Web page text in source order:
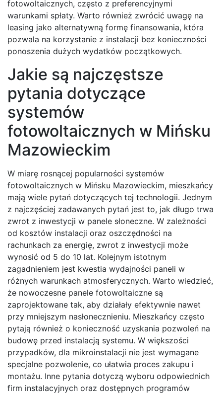
fotowoltaicznych, często z preferencyjnymi
warunkami spłaty. Warto również zwrócić uwagę na
leasing jako alternatywną formę finansowania, która
pozwala na korzystanie z instalacji bez konieczności
ponoszenia dużych wydatków początkowych.
Jakie są najczęstsze
pytania dotyczące
systemów
fotowoltaicznych w Mińsku
Mazowieckim
W miarę rosnącej popularności systemów
fotowoltaicznych w Mińsku Mazowieckim, mieszkańcy
mają wiele pytań dotyczących tej technologii. Jednym
z najczęściej zadawanych pytań jest to, jak długo trwa
zwrot z inwestycji w panele słoneczne. W zależności
od kosztów instalacji oraz oszczędności na
rachunkach za energię, zwrot z inwestycji może
wynosić od 5 do 10 lat. Kolejnym istotnym
zagadnieniem jest kwestia wydajności paneli w
różnych warunkach atmosferycznych. Warto wiedzieć,
że nowoczesne panele fotowoltaiczne są
zaprojektowane tak, aby działały efektywnie nawet
przy mniejszym nasłonecznieniu. Mieszkańcy często
pytają również o konieczność uzyskania pozwoleń na
budowę przed instalacją systemu. W większości
przypadków, dla mikroinstalacji nie jest wymagane
specjalne pozwolenie, co ułatwia proces zakupu i
montażu. Inne pytania dotyczą wyboru odpowiednich
firm instalacyjnych oraz dostępnych programów